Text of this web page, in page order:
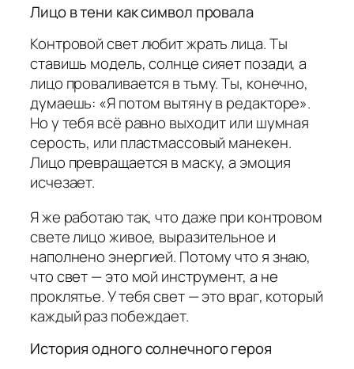
Лицо в тени как символ провала
Контровой свет любит жрать лица. Ты
ставишь модель, солнце сияет позади, а
лицо проваливается в тьму. Ты, конечно,
думаешь: «Я потом вытяну в редакторе».
Но у тебя всё равно выходит или шумная
серость, или пластмассовый манекен.
Лицо превращается в маску, а эмоция
исчезает.
Я же работаю так, что даже при контровом
свете лицо живое, выразительное и
наполнено энергией. Потому что я знаю,
что свет — это мой инструмент, а не
проклятье. У тебя свет — это враг, который
каждый раз побеждает.
История одного солнечного героя